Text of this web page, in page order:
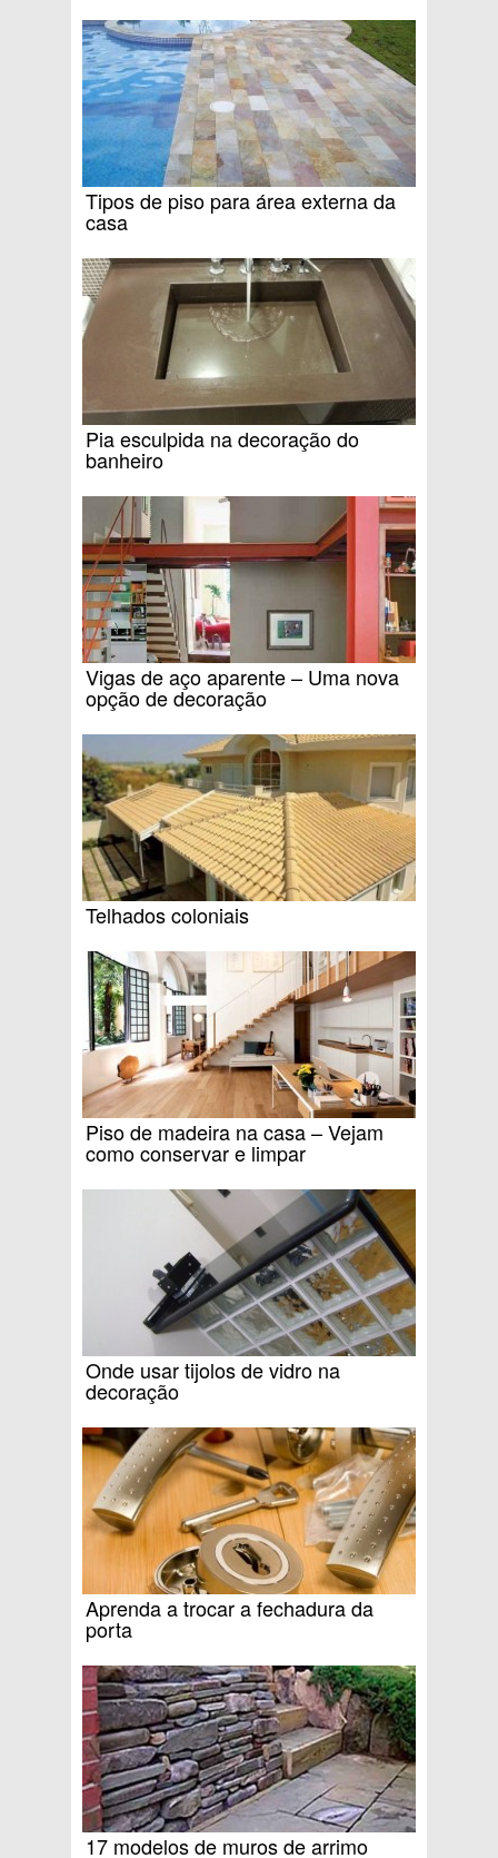
Tipos de piso para área externa da
casa
Pia esculpida na decoração do
banheiro
Vigas de aço aparente – Uma nova
opção de decoração
Telhados coloniais
Piso de madeira na casa – Vejam
como conservar e limpar
Onde usar tijolos de vidro na
decoração
Aprenda a trocar a fechadura da
porta
17 modelos de muros de arrimo